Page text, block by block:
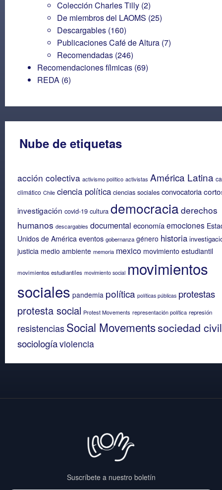
Colección Charles Tilly (2)
De miembros del LAOMS (25)
Descargables (160)
Publicaciones Café de Altura (7)
Recomendadas (246)
Recomendaciones fílmicas (69)
REDA (6)
Nube de etiquetas
acción colectiva activismo político activistas América Latina
climático Chile ciencia política ciencias sociales convocatoria
investigación covid-19 cultura democracia derechos
humanos descargables documental economíaemociones
Unidos de América eventos gobernanza género historia
justicia medio ambiente memoria mexico movimiento estudiantil
movimientos estudiantiles movimiento social movimientos
sociales pandemia política políticas públicas protestas
protesta social Protest Movements representación política represión
resistenciasSocial Movementssociedad civil
sociologíaviolencia
Suscríbete a nuestro boletín